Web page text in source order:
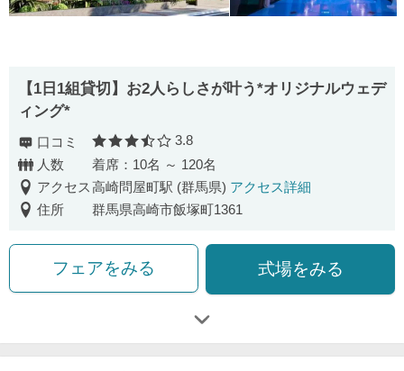
【1日1組貸切】お2人らしさが叶う*オリジナルウェデ
ィング*
口コミ 口コミ評価
3.8
人数
着席：10名 ～ 120名
アクセス高崎問屋町駅 (群馬県) アクセス詳細
住所
群馬県高崎市飯塚町1361
フェアをみる 式場をみる